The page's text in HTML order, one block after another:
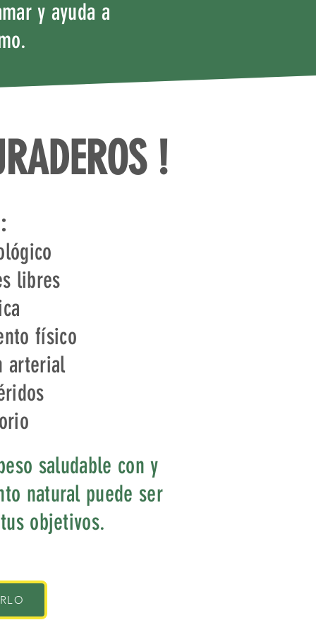
y ayuda a
!
saludable con y
natural puede ser
objetivos.
libres
físico
arterial